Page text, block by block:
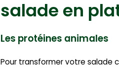
salade en
Les protéines animales
Pour transformer votre salade